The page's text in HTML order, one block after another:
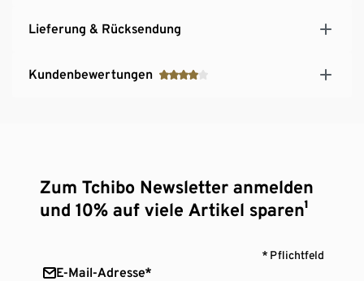
Lieferung & Rücksendung
Kundenbewertungen
Zum Tchibo Newsletter anmelden
und 10% auf viele Artikel sparen¹
* Pflichtfeld
E-Mail-Adresse*